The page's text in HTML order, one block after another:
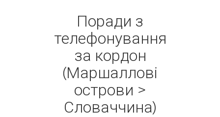
Поради з
телефонування
за кордон
(Маршаллові
острови >
Словаччина)